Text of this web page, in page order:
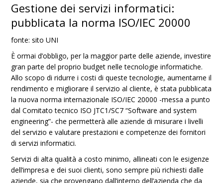
Gestione dei servizi informatici:
pubblicata la norma ISO/IEC 20000
fonte: sito UNI
È ormai d’obbligo, per la maggior parte delle aziende, investire
gran parte del proprio budget nelle tecnologie informatiche.
Allo scopo di ridurre i costi di queste tecnologie, aumentarne il
rendimento e migliorare il servizio al cliente, è stata pubblicata
la nuova norma internazionale ISO/IEC 20000 -messa a punto
dal Comitato tecnico ISO JTC1/SC7 “Software and system
engineering”- che permetterà alle aziende di misurare i livelli
del servizio e valutare prestazioni e competenze dei fornitori
di servizi informatici.
Servizi di alta qualità a costo minimo, allineati con le esigenze
dell’impresa e dei suoi clienti, sono sempre più richiesti dalle
aziende, sia che provengano dall’interno dell’azienda che da